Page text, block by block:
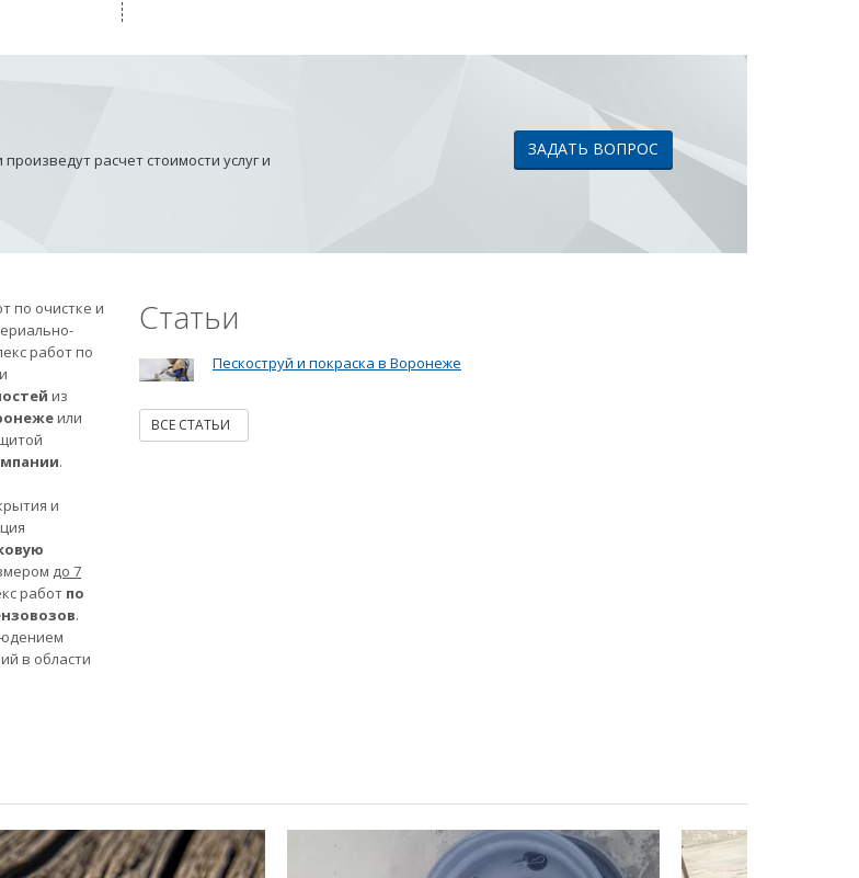
расчет стоимости услуг и
ЗАДАТЬ ВОПРОС
по очистке и
работ по
из
или
.
и
до 7
работ по
.
в области
Статьи
Пескоструй и покраска в Воронеже
ВСЕ СТАТЬИ